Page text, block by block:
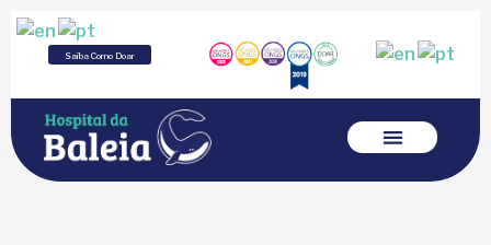
Saiba Como Doar